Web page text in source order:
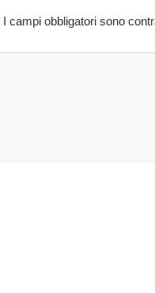
I campi obbligatori sono